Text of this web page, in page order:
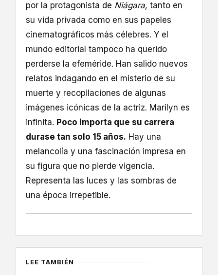
por la protagonista de Niágara, tanto en
su vida privada como en sus papeles
cinematográficos más célebres. Y el
mundo editorial tampoco ha querido
perderse la efeméride. Han salido nuevos
relatos indagando en el misterio de su
muerte y recopilaciones de algunas
imágenes icónicas de la actriz. Marilyn es
infinita. Poco importa que su carrera
durase tan solo 15 años. Hay una
melancolía y una fascinación impresa en
su figura que no pierde vigencia.
Representa las luces y las sombras de
una época irrepetible.
LEE TAMBIÉN